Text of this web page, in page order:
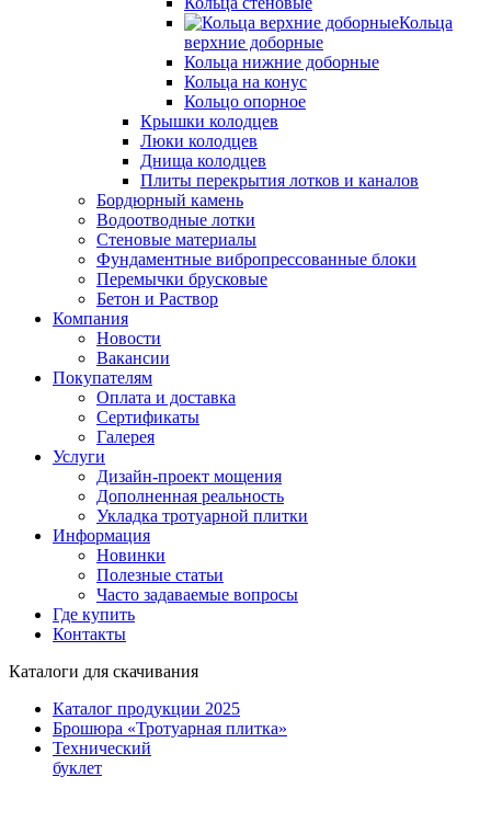
Кольца
верхние доборные
Кольца нижние доборные
Кольца на конус
Кольцо опорное
Крышки колодцев
Люки колодцев
Днища колодцев
Плиты перекрытия лотков и каналов
Бордюрный камень
Водоотводные лотки
Стеновые материалы
Фундаментные вибропрессованные блоки
Перемычки брусковые
Бетон и Раствор
Компания
Новости
Вакансии
Покупателям
Оплата и доставка
Сертификаты
Галерея
Услуги
Дизайн-проект мощения
Дополненная реальность
Укладка тротуарной плитки
Информация
Новинки
Полезные статьи
Часто задаваемые вопросы
Где купить
Контакты
Каталоги для скачивания
Каталог продукции 2025
Брошюра «Тротуарная плитка»
Технический
буклет